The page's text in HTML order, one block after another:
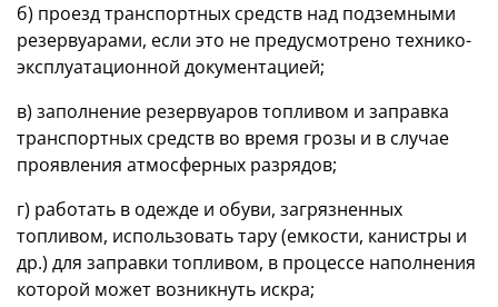
б) проезд транспортных средств над подземными
резервуарами, если это не предусмотрено технико-
эксплуатационной документацией;
в) заполнение резервуаров топливом и заправка
транспортных средств во время грозы и в случае
проявления атмосферных разрядов;
г) работать в одежде и обуви, загрязненных
топливом, использовать тару (емкости, канистры и
др.) для заправки топливом, в процессе наполнения
которой может возникнуть искра;